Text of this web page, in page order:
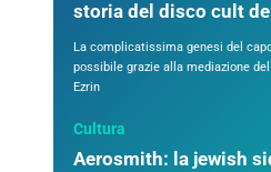
storia del disco cult
La complicatissima genesi del
possibile grazie alla mediazione
Ezrin
Cultura
Aerosmith: la jewish